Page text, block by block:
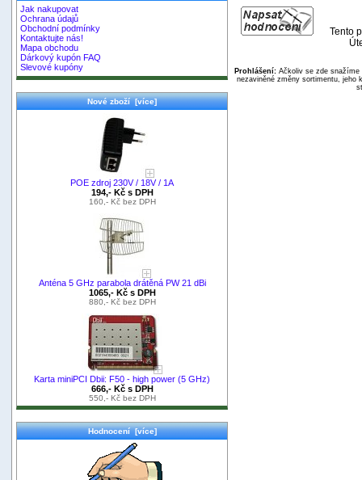
Jak nakupovat
Ochrana údajů
Obchodní podmínky
Kontaktujte nás!
Mapa obchodu
Dárkový kupón FAQ
Slevové kupóny
Nové zboží [více]
POE zdroj 230V / 18V / 1A
194,- Kč s DPH
160,- Kč bez DPH
Anténa 5 GHz parabola drátěná PW 21 dBi
1065,- Kč s DPH
880,- Kč bez DPH
Karta miniPCI Dbii: F50 - high power (5 GHz)
666,- Kč s DPH
550,- Kč bez DPH
Hodnocení [více]
Tento
Prohlášení:Ačkoliv se zde snažíme
nezaviněné změny sortimentu, jeho